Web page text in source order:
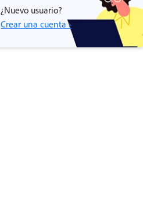
¿Nuevo usuario?
Crear una cuenta ›